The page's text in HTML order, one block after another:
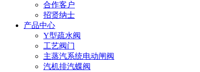
合作客户
招贤纳士
产品中心
Y型疏水阀
工艺阀门
主蒸汽系统电动闸阀
汽机排汽蝶阀